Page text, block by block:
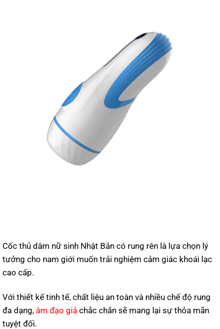
Cốc thủ dâm nữ sinh Nhật Bản có rung rên là lựa chọn lý
tưởng cho nam giới muốn trải nghiệm cảm giác khoái lạc
cao cấp.
Với thiết kế tinh tế, chất liệu an toàn và nhiều chế độ rung
đa dạng, âm đạo giả chắc chắn sẽ mang lại sự thỏa mãn
tuyệt đối.